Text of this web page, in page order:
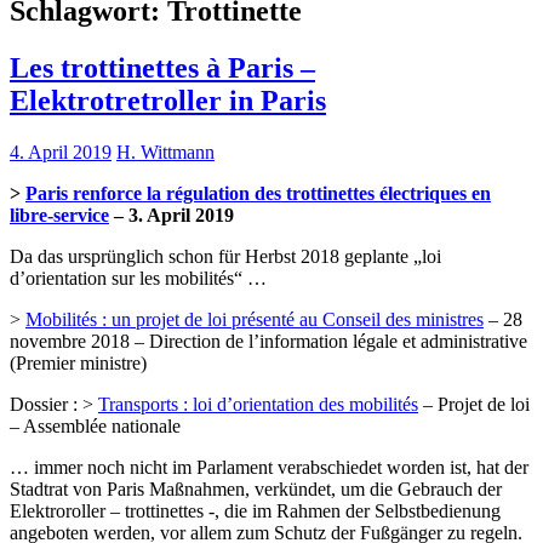
Schlagwort: Trottinette
Les trottinettes à Paris –
Elektrotretroller in Paris
4. April 2019 H. Wittmann
> Paris renforce la régulation des trottinettes électriques en
libre-service– 3. April 2019
Da das ursprünglich schon für Herbst 2018 geplante „loi
d’orientation sur les mobilités“ …
> Mobilités : un projet de loi présenté au Conseil des ministres – 28
novembre 2018 – Direction de l’information légale et administrative
(Premier ministre)
Dossier : > Transports : loi d’orientation des mobilités – Projet de loi
– Assemblée nationale
… immer noch nicht im Parlament verabschiedet worden ist, hat der
Stadtrat von Paris Maßnahmen, verkündet, um die Gebrauch der
Elektroroller – trottinettes -, die im Rahmen der Selbstbedienung
angeboten werden, vor allem zum Schutz der Fußgänger zu regeln.